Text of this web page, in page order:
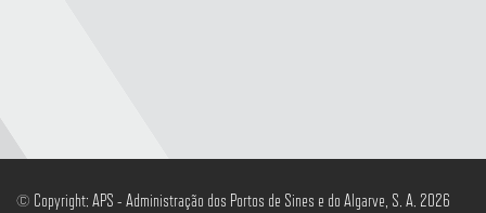
© Copyright: APS - Administração dos Portos de Sines e do Algarve, S. A. 2026